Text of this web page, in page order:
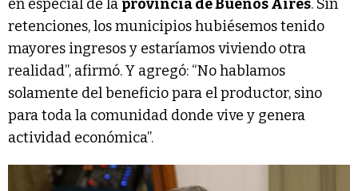
en especial de la provincia de Buenos Aires. Sin
retenciones, los municipios hubiésemos tenido
mayores ingresos y estaríamos viviendo otra
realidad”, afirmó. Y agregó: “No hablamos
solamente del beneficio para el productor, sino
para toda la comunidad donde vive y genera
actividad económica”.